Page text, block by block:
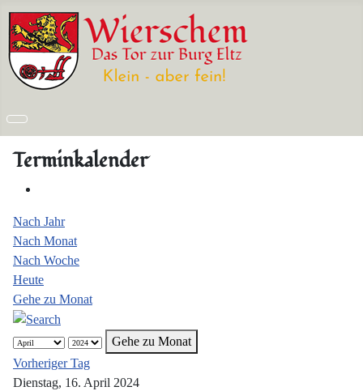
Terminkalender
Nach Jahr
Nach Monat
Nach Woche
Heute
Gehe zu Monat
Gehe zu Monat
Vorheriger Tag
Dienstag, 16. April 2024